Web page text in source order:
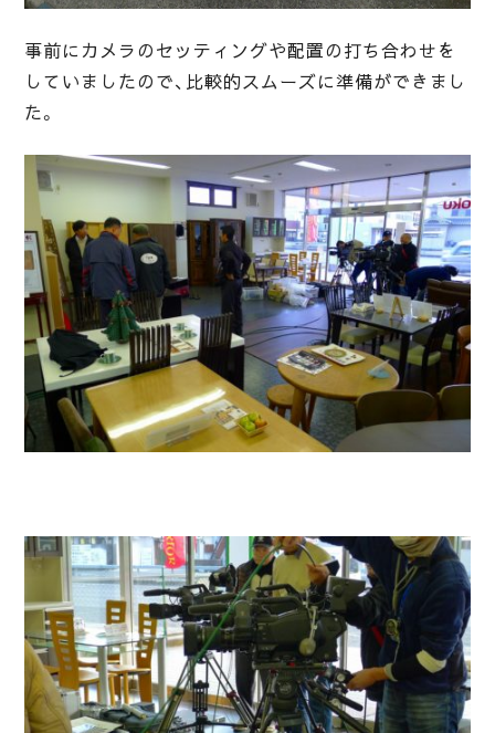
事前にカメラのセッティングや配置の打ち合わせを
していましたので、比較的スムーズに準備ができまし
た。